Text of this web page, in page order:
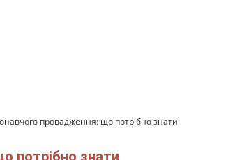
провадження: що потрібно знати
потрібно знати